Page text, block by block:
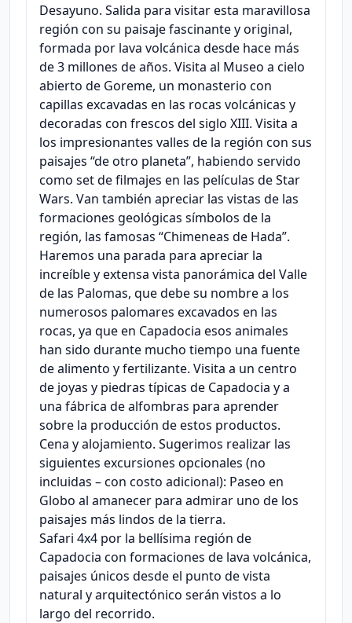
Desayuno. Salida para visitar esta maravillosa
región con su paisaje fascinante y original,
formada por lava volcánica desde hace más
de 3 millones de años. Visita al Museo a cielo
abierto de Goreme, un monasterio con
capillas excavadas en las rocas volcánicas y
decoradas con frescos del siglo XIII. Visita a
los impresionantes valles de la región con sus
paisajes “de otro planeta”, habiendo servido
como set de filmajes en las películas de Star
Wars. Van también apreciar las vistas de las
formaciones geológicas símbolos de la
región, las famosas “Chimeneas de Hada”.
Haremos una parada para apreciar la
increíble y extensa vista panorámica del Valle
de las Palomas, que debe su nombre a los
numerosos palomares excavados en las
rocas, ya que en Capadocia esos animales
han sido durante mucho tiempo una fuente
de alimento y fertilizante. Visita a un centro
de joyas y piedras típicas de Capadocia y a
una fábrica de alfombras para aprender
sobre la producción de estos productos.
Cena y alojamiento. Sugerimos realizar las
siguientes excursiones opcionales (no
incluidas – con costo adicional): Paseo en
Globo al amanecer para admirar uno de los
paisajes más lindos de la tierra.
Safari 4x4 por la bellísima región de
Capadocia con formaciones de lava volcánica,
paisajes únicos desde el punto de vista
natural y arquitectónico serán vistos a lo
largo del recorrido.